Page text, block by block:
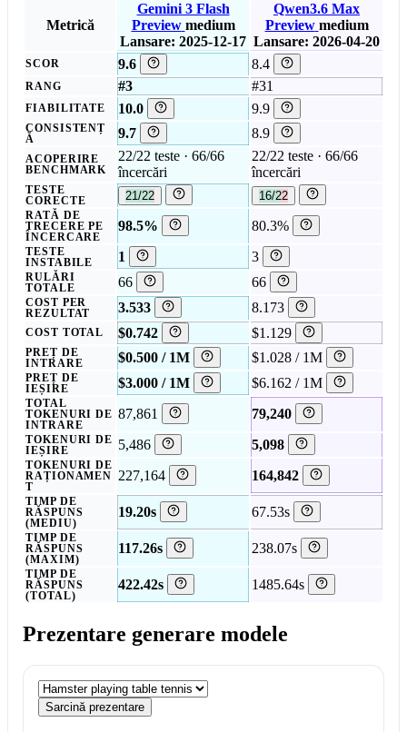
Metrică
Gemini 3 Flash
Preview medium
Lansare: 2025-12-17
Qwen3.6 Max
Preview medium
Lansare: 2026-04-20
SCOR 9.6 8.4
RANG #3 #31
FIABILITATE 10.0 9.9
CONSISTENȚ
Ă
9.7 8.9
ACOPERIRE
BENCHMARK
22/22 teste · 66/66
încercări
22/22 teste · 66/66
încercări
TESTE
CORECTE
21/22 16/22
RATĂ DE
TRECERE PE
ÎNCERCARE
98.5% 80.3%
TESTE
INSTABILE
1 3
RULĂRI
TOTALE
66 66
COST PER
REZULTAT
3.533 8.173
COST TOTAL $0.742 $1.129
PREȚ DE
INTRARE
$0.500 / 1M $1.028 / 1M
PREȚ DE
IEȘIRE
$3.000 / 1M $6.162 / 1M
TOTAL
TOKENURI DE
INTRARE
87,861 79,240
TOKENURI DE
IEȘIRE
5,486 5,098
TOKENURI DE
RAȚIONAMEN
T
227,164 164,842
TIMP DE
RĂSPUNS
(MEDIU)
19.20s 67.53s
TIMP DE
RĂSPUNS
(MAXIM)
117.26s 238.07s
TIMP DE
RĂSPUNS
(TOTAL)
422.42s 1485.64s
Prezentare generare modele
Sarcină prezentare